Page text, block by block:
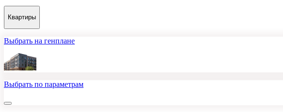
Квартиры
Выбрать на генплане
Выбрать по параметрам